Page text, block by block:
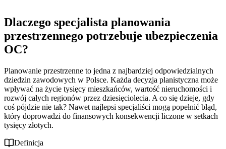
Specyfika pracy specjalisty planowania przestrzennego
Główne kategorie ryzyka zawodowego w planowaniu
Konsekwencje finansowe błędów planistycznych
OC obowiązkowe czy dobrowolne dla specjalisty planowania
przestrzennego?
Status prawny ubezpieczenia OC w planowaniu przestrzennym
Porównanie z innymi zawodami regulowanymi
Co obejmuje ubezpieczenie OC specjalisty planowania
przestrzennego?
Rozszerzenia standardowe dla planistów przestrzennych
Rozszerzenia płatne specyficzne dla branży
przestrzennego - przykłady szkód
Błędy w studiach uwarunkowań i kierunków zagospodarowania
Nieprawidłowości w miejscowych planach zagospodarowania
Problemy z partycypacją społeczną i konsultacjami
Szkody związane z ochroną danych w projektach planistycznych
Ile kosztuje OC dla specjalisty planowania przestrzennego?
Czynniki wpływające na wysokość składki
Orientacyjne przedziały cenowe
Porównanie koszt ubezpieczenia vs potencjalna szkoda
Jak i gdzie wykupić ubezpieczenie OC specjalisty planowania
przestrzennego?
Korzyści zakupu online vs tradycyjne kanały
Proces zakupu krok po kroku - standard branżowy
Wymagane dokumenty i informacje
Praktyczne wskazówki dla specjalisty planowania
przestrzennego
Jak minimalizować ryzyko w codziennej pracy planistycznej
Postępowanie w przypadku roszczenia lub sporu
Dlaczego specjalista planowania
przestrzennego potrzebuje ubezpieczenia
OC?
Planowanie przestrzenne to jedna z najbardziej odpowiedzialnych
dziedzin zawodowych w Polsce. Każda decyzja planistyczna może
wpływać na życie tysięcy mieszkańców, wartość nieruchomości i
rozwój całych regionów przez dziesięciolecia. A co się dzieje, gdy
coś pójdzie nie tak? Nawet najlepsi specjaliści mogą popełnić błąd,
który doprowadzi do finansowych konsekwencji liczone w setkach
tysięcy złotych.
Definicja